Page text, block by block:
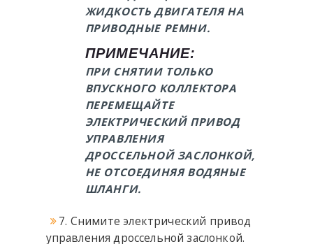
ЖИДКОСТЬ ДВИГАТЕЛЯ НА
ПРИВОДНЫЕ РЕМНИ.
ПРИМЕЧАНИЕ:
ПРИ СНЯТИИ ТОЛЬКО
ВПУСКНОГО КОЛЛЕКТОРА
ПЕРЕМЕЩАЙТЕ
ЭЛЕКТРИЧЕСКИЙ ПРИВОД
УПРАВЛЕНИЯ
ДРОССЕЛЬНОЙ ЗАСЛОНКОЙ,
НЕ ОТСОЕДИНЯЯ ВОДЯНЫЕ
ШЛАНГИ.
7. Снимите электрический привод
управления дроссельной заслонкой.